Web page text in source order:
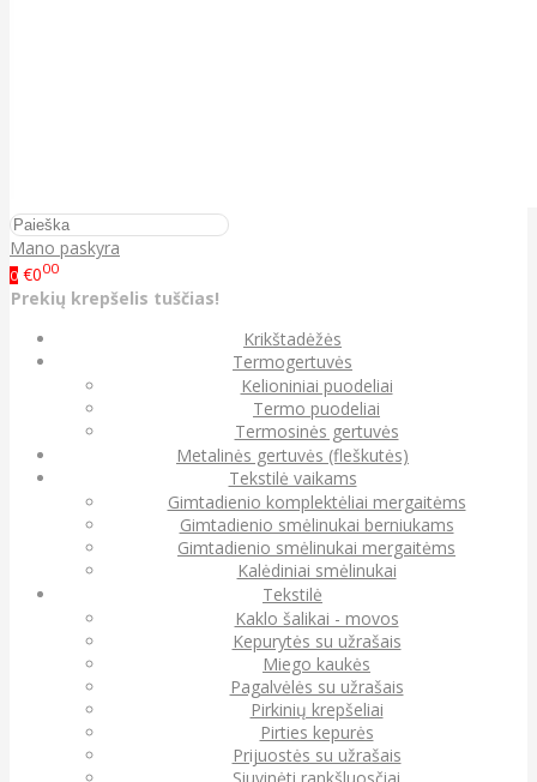
Mano paskyra
0 €000
Prekių krepšelis tuščias!
Krikštadėžės
Termogertuvės
Kelioniniai puodeliai
Termo puodeliai
Termosinės gertuvės
Metalinės gertuvės (fleškutės)
Tekstilė vaikams
Gimtadienio komplektėliai mergaitėms
Gimtadienio smėlinukai berniukams
Gimtadienio smėlinukai mergaitėms
Kalėdiniai smėlinukai
Tekstilė
Kaklo šalikai - movos
Kepurytės su užrašais
Miego kaukės
Pagalvėlės su užrašais
Pirkinių krepšeliai
Pirties kepurės
Prijuostės su užrašais
Siuvinėti rankšluosčiai